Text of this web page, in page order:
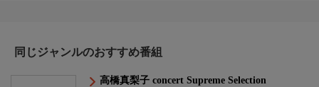
同じジャンルのおすすめ番組
高橋真梨子 concert Supreme Selection